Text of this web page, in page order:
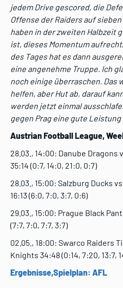
jedem Drive gescored, die
Offense der Raiders auf
haben in der zweiten Halbzeit
ist, dieses Momentum
des Tages hat es dann
eine angenehme Truppe. Ich
noch einige überraschen. Das
helfen, aber Hut ab, darauf
werden jetzt einmal
gegen Prag eine gute Leistung
Austrian Football League,
28.03., 14:00: Danube Dragons
35:14 (0:7, 14:0, 21:0, 0:7)
28.03., 15:00: Salzburg Ducks
16:13 (6:0, 7:0, 3:7, 0:6)
29.03., 15:00: Prague Black
(7:7, 7:0, 7:7, 3:7)
02.05., 18:00: Swarco Raiders
Knights 34:48 (0:14, 7:20, 13:7,
Ergebnisse,Spielplan: AFL